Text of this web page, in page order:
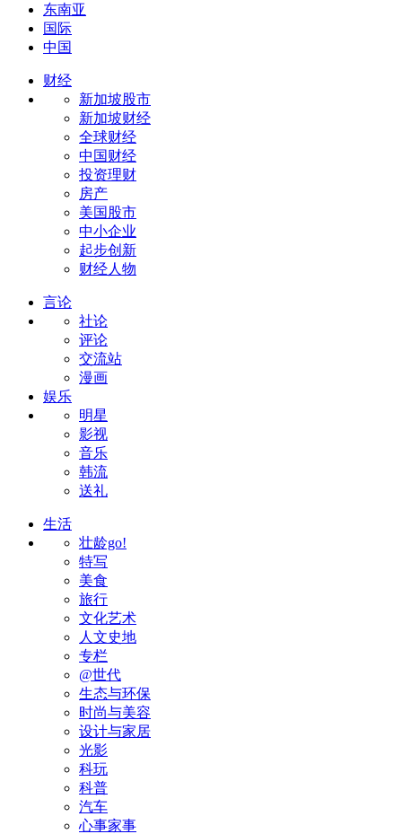
东南亚
国际
中国
财经
新加坡股市
新加坡财经
全球财经
中国财经
投资理财
房产
美国股市
中小企业
起步创新
财经人物
言论
社论
评论
交流站
漫画
娱乐
明星
影视
音乐
韩流
送礼
生活
壮龄go!
特写
美食
旅行
文化艺术
人文史地
专栏
@世代
生态与环保
时尚与美容
设计与家居
光影
科玩
科普
汽车
心事家事